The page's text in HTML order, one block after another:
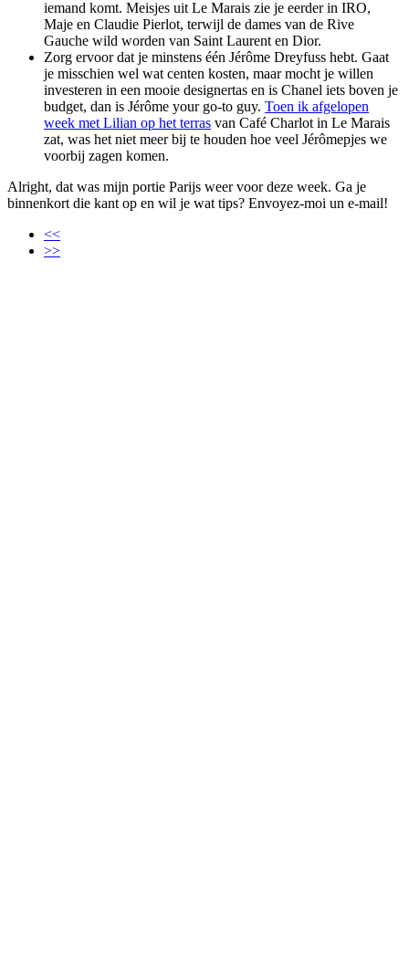
iemand komt. Meisjes uit Le Marais zie je eerder in IRO,
Maje en Claudie Pierlot, terwijl de dames van de Rive
Gauche wild worden van Saint Laurent en Dior.
Zorg ervoor dat je minstens één Jérôme Dreyfuss hebt. Gaat
je misschien wel wat centen kosten, maar mocht je willen
investeren in een mooie designertas en is Chanel iets boven je
budget, dan is Jérôme your go-to guy. Toen ik afgelopen
week met Lilian op het terras van Café Charlot in Le Marais
zat, was het niet meer bij te houden hoe veel Jérômepjes we
voorbij zagen komen.
Alright, dat was mijn portie Parijs weer voor deze week. Ga je
binnenkort die kant op en wil je wat tips? Envoyez-moi un e-mail!
<<
>>